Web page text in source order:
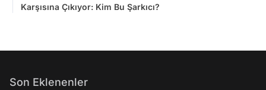
Karşısına Çıkıyor: Kim Bu Şarkıcı?
Son Eklenenler